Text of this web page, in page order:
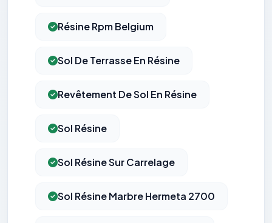
Résine Rpm Belgium
Sol De Terrasse En Résine
Revêtement De Sol En Résine
Sol Résine
Sol Résine Sur Carrelage
Sol Résine Marbre Hermeta 2700